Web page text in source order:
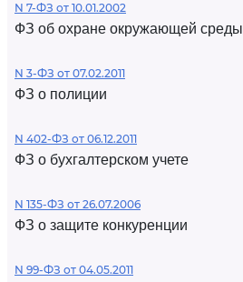
N 7-ФЗ от 10.01.2002
ФЗ об охране окружающей среды
N 3-ФЗ от 07.02.2011
ФЗ о полиции
N 402-ФЗ от 06.12.2011
ФЗ о бухгалтерском учете
N 135-ФЗ от 26.07.2006
ФЗ о защите конкуренции
N 99-ФЗ от 04.05.2011